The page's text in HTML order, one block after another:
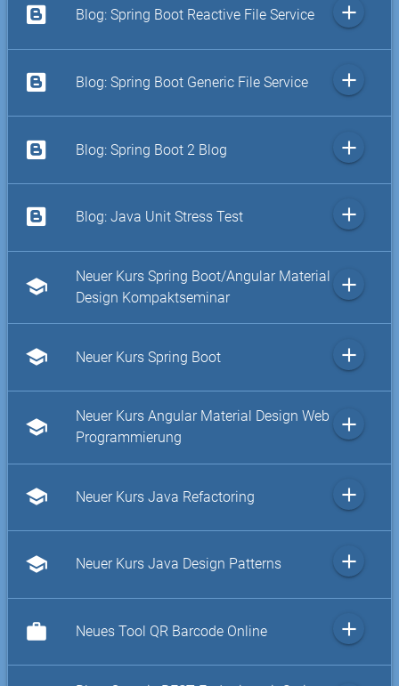
Blog: Spring Boot Reactive File Service add
Blog: Spring Boot Generic File Service add
Blog: Spring Boot 2 Blog add
Blog: Java Unit Stress Test add
school
Neuer Kurs Spring Boot/Angular Material
Design Kompaktseminar
add
school Neuer Kurs Spring Boot add
school
Neuer Kurs Angular Material Design Web
Programmierung
add
school Neuer Kurs Java Refactoring add
school Neuer Kurs Java Design Patterns add
work Neues Tool QR Barcode Online add